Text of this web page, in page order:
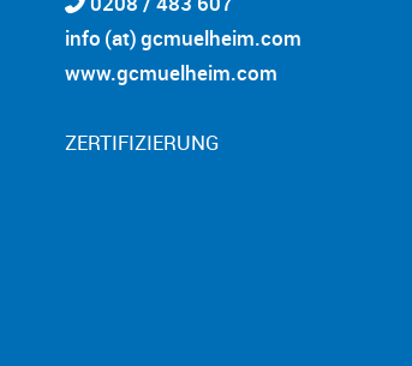
info (at) gcmuelheim.com
www.gcmuelheim.com
ZERTIFIZIERUNG